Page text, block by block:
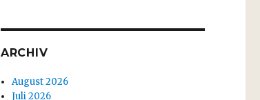
ARCHIV
August 2026
Juli 2026